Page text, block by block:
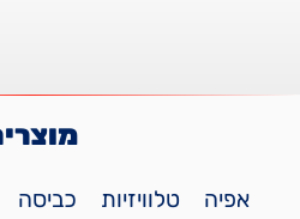
אפיה טלוויזיות כביסה